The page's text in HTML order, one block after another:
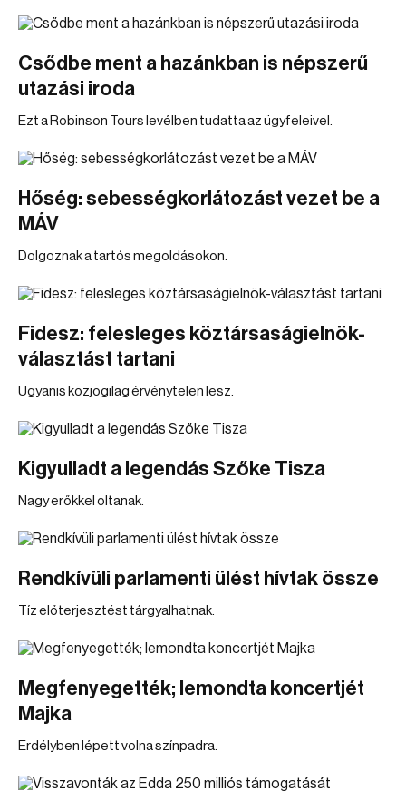
Csődbe ment a hazánkban is népszerű
utazási iroda
Ezt a Robinson Tours levélben tudatta az ügyfeleivel.
Hőség: sebességkorlátozást vezet be a
MÁV
Dolgoznak a tartós megoldásokon.
Fidesz: felesleges köztársaságielnök-
választást tartani
Ugyanis közjogilag érvénytelen lesz.
Kigyulladt a legendás Szőke Tisza
Nagy erőkkel oltanak.
Rendkívüli parlamenti ülést hívtak össze
Tíz előterjesztést tárgyalhatnak.
Megfenyegették; lemondta koncertjét
Majka
Erdélyben lépett volna színpadra.